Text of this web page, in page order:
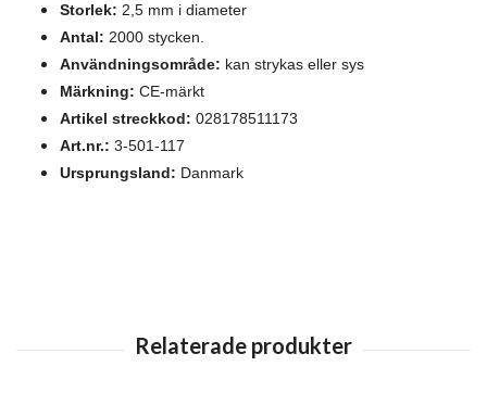
Storlek: 2,5 mm i diameter
Antal: 2000 stycken.
Användningsområde: kan strykas eller sys
Märkning: CE-märkt
Artikel streckkod: 028178511173
Art.nr.: 3-501-117
Ursprungsland: Danmark